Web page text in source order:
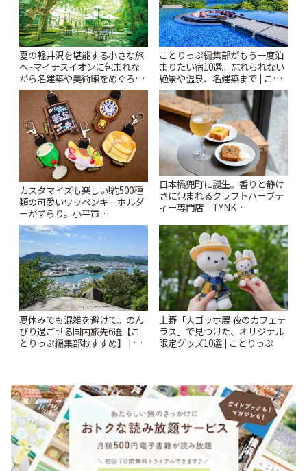
夏の軽井沢を堪能する小さな旅
へ~マイナスイオンに包まれな
がら名建築や美術館をめぐろう
~ | ことりっぷ
ことりっぷ編集部がもう一度泊
まりたい宿10選。忘れられない
絶景や温泉、名建築まで | こと
りっぷ
カスタマイズも楽しい!約500種
類の可愛いワッペンキーホルダ
ーがずらり。小平市
「Kimamaya T&K」 | ことりっ
ぷ
日本橋兜町に誕生。香りと静け
さに包まれるクラフトハーブテ
ィー専門店「TYNK
夏休みでも混雑を避けて。のん
びり過ごせる国内旅先6選【こ
とりっぷ編集部おすすめ】 | こ
上野「大ゴッホ展 夜のカフェテ
ラス」で見つけた、オリジナル
限定グッズ10選 | ことりっぷ